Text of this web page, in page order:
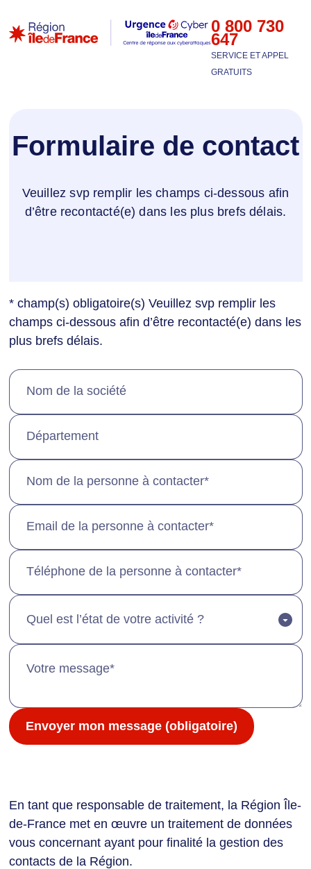
0 800 730
647
SERVICE ET APPEL
GRATUITS
Formulaire de contact
Veuillez svp remplir les champs ci-dessous afin
d’être recontacté(e) dans les plus brefs délais.
* champ(s) obligatoire(s) Veuillez svp remplir les
champs ci-dessous afin d’être recontacté(e) dans les
plus brefs délais.
En tant que responsable de traitement, la Région Île-
de-France met en œuvre un traitement de données
vous concernant ayant pour finalité la gestion des
contacts de la Région.